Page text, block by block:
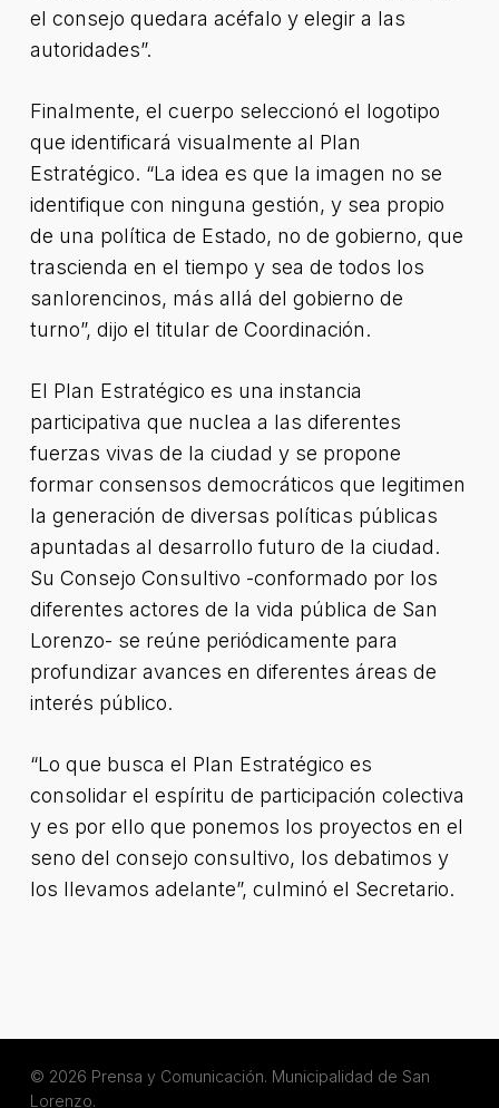
el consejo quedara acéfalo y elegir a las
autoridades”.
Finalmente, el cuerpo seleccionó el logotipo
que identificará visualmente al Plan
Estratégico. “La idea es que la imagen no se
identifique con ninguna gestión, y sea propio
de una política de Estado, no de gobierno, que
trascienda en el tiempo y sea de todos los
sanlorencinos, más allá del gobierno de
turno”, dijo el titular de Coordinación.
El Plan Estratégico es una instancia
participativa que nuclea a las diferentes
fuerzas vivas de la ciudad y se propone
formar consensos democráticos que legitimen
la generación de diversas políticas públicas
apuntadas al desarrollo futuro de la ciudad.
Su Consejo Consultivo -conformado por los
diferentes actores de la vida pública de San
Lorenzo- se reúne periódicamente para
profundizar avances en diferentes áreas de
interés público.
“Lo que busca el Plan Estratégico es
consolidar el espíritu de participación colectiva
y es por ello que ponemos los proyectos en el
seno del consejo consultivo, los debatimos y
los llevamos adelante”, culminó el Secretario.
© 2026 Prensa y Comunicación. Municipalidad de San
Lorenzo.